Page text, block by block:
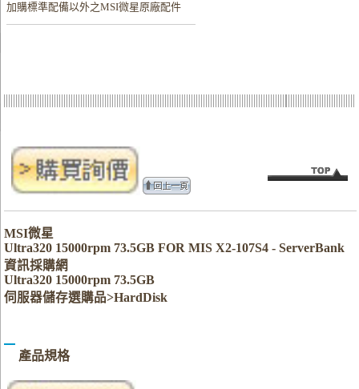
加購標準配備以外之MSI微星原廠配件
MSI微星
Ultra320 15000rpm 73.5GB FOR MIS X2-107S4 - ServerBank
資訊採購網
Ultra320 15000rpm 73.5GB
伺服器儲存選購品>HardDisk
產品規格